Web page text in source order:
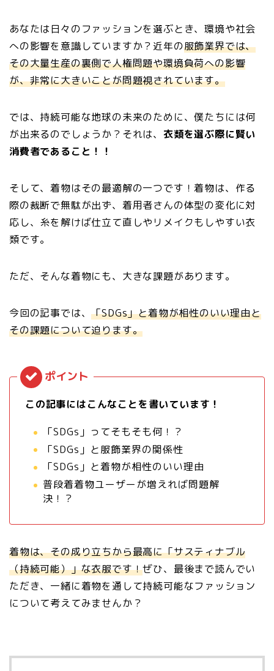
あなたは日々のファッションを選ぶとき、環境や社会
への影響を意識していますか？近年の服飾業界では、
その大量生産の裏側で人権問題や環境負荷への影響
が、非常に大きいことが問題視されています。
では、持続可能な地球の未来のために、僕たちには何
が出来るのでしょうか？それは、 衣類を選ぶ際に賢い
消費者であること！！
そして、着物はその最適解の一つです！着物は、作る
際の裁断で無駄が出ず、着用者さんの体型の変化に対
応し、糸を解けば仕立て直しやリメイクもしやすい衣
類です。
ただ、そんな着物にも、大きな課題があります。
今回の記事では、「SDGs」と着物が相性のいい理由と
その課題について迫ります。
この記事にはこんなことを書いています！
「SDGs」ってそもそも何！？
「SDGs」と服飾業界の関係性
「SDGs」と着物が相性のいい理由
普段着着物ユーザーが増えれば問題解
決！？
着物は、その成り立ちから最高に「サスティナブル
（持続可能）」な衣服です！ぜひ、最後まで読んでい
ただき、一緒に着物を通して持続可能なファッション
について考えてみませんか？